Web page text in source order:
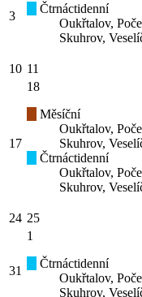
3
Čtrnáctidenní
Oukřtalov,
Skuhrov,
10 11
17
18
Měsíční
Oukřtalov,
Skuhrov,
Čtrnáctidenní
Oukřtalov,
Skuhrov,
24 25
31
1
Čtrnáctidenní
Oukřtalov,
Skuhrov,